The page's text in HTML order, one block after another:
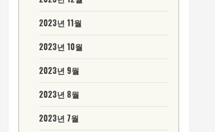
2023년 11월
2023년 10월
2023년 9월
2023년 8월
2023년 7월